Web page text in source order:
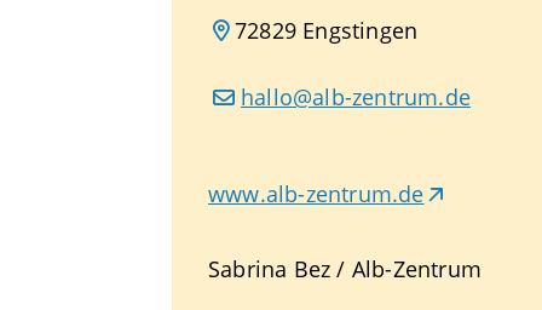
72829 Engstingen
hallo@alb-zentrum.de
www.alb-zentrum.de
Sabrina Bez / Alb-Zentrum